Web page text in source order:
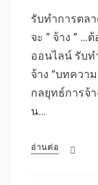
รับทําการตล
จะ ” จ้าง ” …
ออนไลน์ รับทํ
จ้าง “บทควา
กลยุทธ์การจ้
น…
อ่านต่อ